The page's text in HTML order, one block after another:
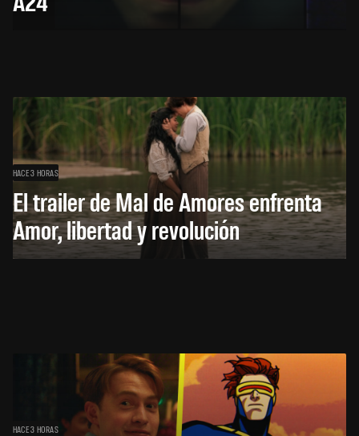
HACE 3 HORAS
El trailer de Mal de Amores enfrenta
Amor, libertad y revolución
HACE 3 HORAS